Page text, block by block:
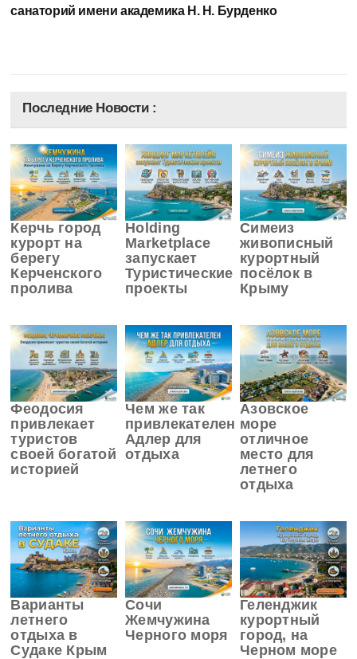
санаторий имени академика Н. Н. Бурденко
Последние Новости :
Керчь город
курорт на
берегу
Керченского
пролива
Holding
Marketplace
запускает
Туристические
проекты
Симеиз
живописный
курортный
посёлок в
Крыму
Феодосия
привлекает
туристов
своей богатой
историей
Чем же так
привлекателен
Адлер для
отдыха
Азовское
море
отличное
место для
летнего
отдыха
Варианты
летнего
отдыха в
Судаке Крым
Сочи
Жемчужина
Черного моря
Геленджик
курортный
город, на
Черном море